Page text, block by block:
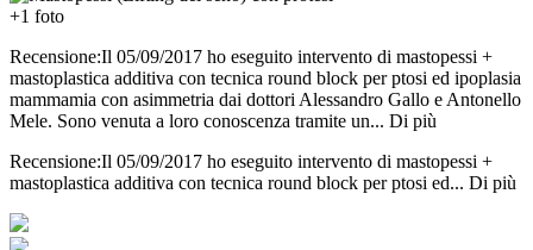
+1 foto
Recensione:Il 05/09/2017 ho eseguito intervento di mastopessi +
mastoplastica additiva con tecnica round block per ptosi ed ipoplasia
mammamia con asimmetria dai dottori Alessandro Gallo e Antonello
Mele. Sono venuta a loro conoscenza tramite un... Di più
Recensione:Il 05/09/2017 ho eseguito intervento di mastopessi +
mastoplastica additiva con tecnica round block per ptosi ed... Di più